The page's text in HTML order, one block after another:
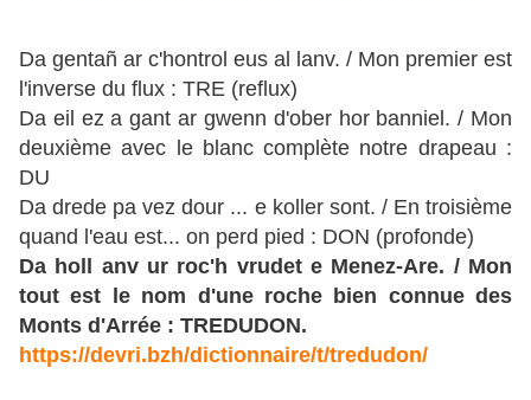
Da gentañ ar c'hontrol eus al lanv. / Mon premier est
l'inverse du flux : TRE (reflux)
Da eil ez a gant ar gwenn d'ober hor banniel. / Mon
deuxième avec le blanc complète notre drapeau :
DU
Da drede pa vez dour ... e koller sont. / En troisième
quand l'eau est... on perd pied : DON (profonde)
Da holl anv ur roc'h vrudet e Menez-Are. / Mon
tout est le nom d'une roche bien connue des
Monts d'Arrée : TREDUDON.
https://devri.bzh/dictionnaire/t/tredudon/